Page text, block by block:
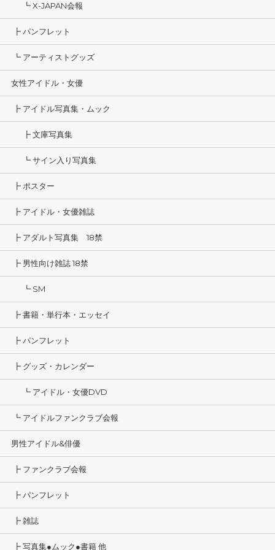
┗ X-JAPAN会報
┣ パンフレット
┗ アーティストグッズ
女性アイドル・女優
┣ アイドル写真集・ムック
┣ 文庫写真集
┗ サイン入り写真集
┣ ポスター
┣ アイドル・女優雑誌
┣ アダルト写真集 18禁
┣ 男性向け雑誌 18禁
┗ SM
┣ 書籍・単行本・エッセイ
┣ パンフレット
┣ グッズ・カレンダー
┗ アイドル・女優DVD
┗ アイドルファンクラブ会報
男性アイドル&俳優
┣ ファンクラブ会報
┣ パンフレット
┣ 雑誌
┣ 写真集●ムック●書籍 他